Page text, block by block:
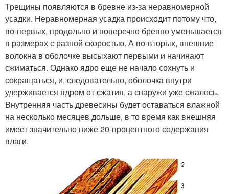
Трещины появляются в бревне из-за неравномерной
усадки. Неравномерная усадка происходит потому что,
во-первых, продольно и поперечно бревно уменьшается
в размерах с разной скоростью. А во-вторых, внешние
волокна в оболочке высыхают первыми и начинают
сжиматься. Однако ядро еще не начало сохнуть и
сокращаться, и, следовательно, оболочка внутри
удерживается ядром от сжатия, а снаружи уже сжалось.
Внутренняя часть древесины будет оставаться влажной
на несколько месяцев дольше, в то время как внешняя
имеет значительно ниже 20-процентного содержания
влаги.